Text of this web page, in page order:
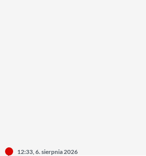
12:33, 6. sierpnia 2026